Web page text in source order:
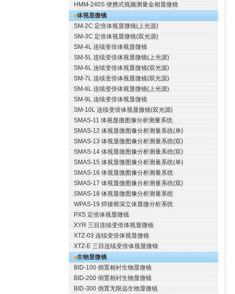
HMM-240S 便携式视频测量金相显微镜
体视显微镜
SM-2C 定倍体视显微镜(上光源)
SM-3C 定倍体视显微镜(双光源)
SM-4L 连续变倍体视显微镜
SM-5L 连续变倍体视显微镜(上光源)
SM-6L 连续变倍体视显微镜(双光源)
SM-7L 连续变倍体视显微镜(双光源)
SM-8L 连续变倍体视显微镜(上光源)
SM-9L 连续变倍体视显微镜
SM-10L 连续变倍体视显微镜(双光源)
SMAS-11 体视显微图像分析测量系统
SMAS-12 体视显微图像分析测量系统(单)
SMAS-13 体视显微图像分析测量系统(双)
SMAS-14 体视显微图像分析测量系统(双)
SMAS-15 体视显微图像分析测量系统(单)
SMAS-16 体视显微图像分析测量系统
SMAS-17 体视显微图像分析测量系统(双)
SMAS-18 体视显微图像分析测量系统
WPAS-19 焊接熔深立体显微分析系统
PXS 定倍体视显微镜
XYR 三目连续变倍体视显微镜
XTZ-03 连续变倍体视显微镜
XTZ-E 三目连续变倍体视显微镜
生物显微镜
BID-100 倒置相衬生物显微镜
BID-200 倒置相衬生物显微镜
BID-300 倒置无限远生物显微镜